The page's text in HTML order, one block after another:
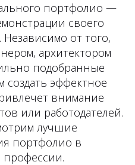
портфолио —
своего
от того,
архитектором
подобранные
создать эффектное
внимание
или работодателей.
лучшие
портфолио в